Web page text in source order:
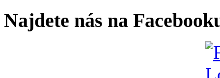
Najdete nás na